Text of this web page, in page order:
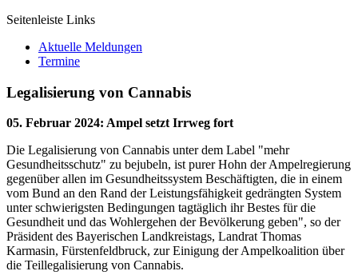
Seitenleiste Links
Aktuelle Meldungen
Termine
Legalisierung von Cannabis
05. Februar 2024: Ampel setzt Irrweg fort
Die Legalisierung von Cannabis unter dem Label "mehr
Gesundheitsschutz" zu bejubeln, ist purer Hohn der Ampelregierung
gegenüber allen im Gesundheitssystem Beschäftigten, die in einem
vom Bund an den Rand der Leistungsfähigkeit gedrängten System
unter schwierigsten Bedingungen tagtäglich ihr Bestes für die
Gesundheit und das Wohlergehen der Bevölkerung geben", so der
Präsident des Bayerischen Landkreistags, Landrat Thomas
Karmasin, Fürstenfeldbruck, zur Einigung der Ampelkoalition über
die Teillegalisierung von Cannabis.